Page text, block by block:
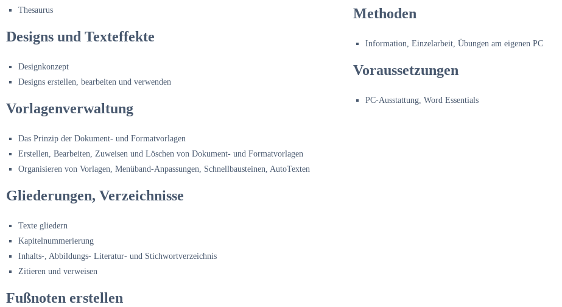
Thesaurus
Designs und Texteffekte
Designkonzept
Designs erstellen, bearbeiten und verwenden
Vorlagenverwaltung
Das Prinzip der Dokument- und Formatvorlagen
Erstellen, Bearbeiten, Zuweisen und Löschen von Dokument- und Formatvorlagen
Organisieren von Vorlagen, Menüband-Anpassungen, Schnellbausteinen, AutoTexten
Gliederungen, Verzeichnisse
Texte gliedern
Kapitelnummerierung
Inhalts-, Abbildungs- Literatur- und Stichwortverzeichnis
Zitieren und verweisen
Fußnoten erstellen
Methoden
Information, Einzelarbeit, Übungen am eigenen PC
Voraussetzungen
PC-Ausstattung, Word Essentials